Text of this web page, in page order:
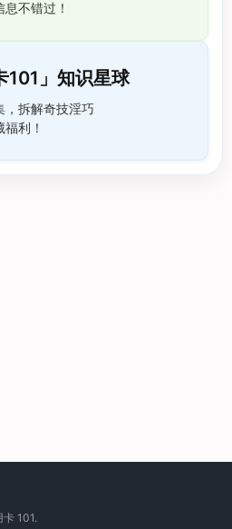
不错过！
101」知识星球
，拆解奇技淫巧
利！
卡 101.